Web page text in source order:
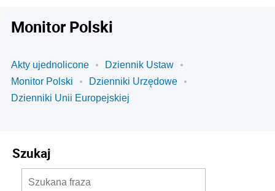
Monitor Polski
Akty ujednolicone
Dziennik Ustaw
Monitor Polski
Dzienniki Urzędowe
Dzienniki Unii Europejskiej
Szukaj